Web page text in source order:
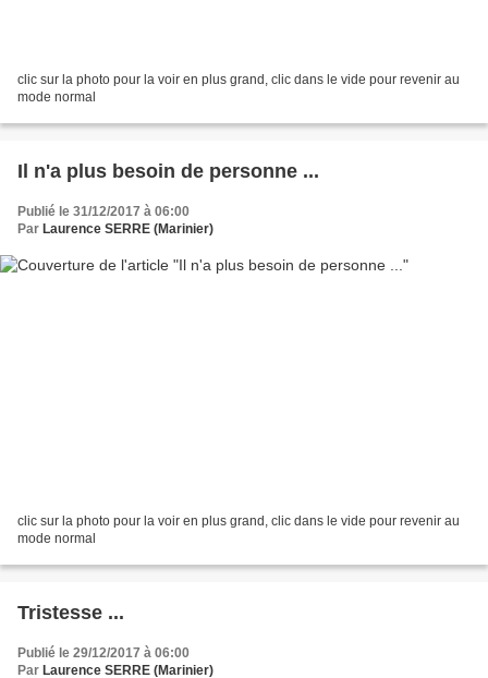
clic sur la photo pour la voir en plus grand, clic dans le vide pour revenir au
mode normal
Il n'a plus besoin de personne ...
Publié le 31/12/2017 à 06:00
Par Laurence SERRE (Marinier)
clic sur la photo pour la voir en plus grand, clic dans le vide pour revenir au
mode normal
Tristesse ...
Publié le 29/12/2017 à 06:00
Par Laurence SERRE (Marinier)